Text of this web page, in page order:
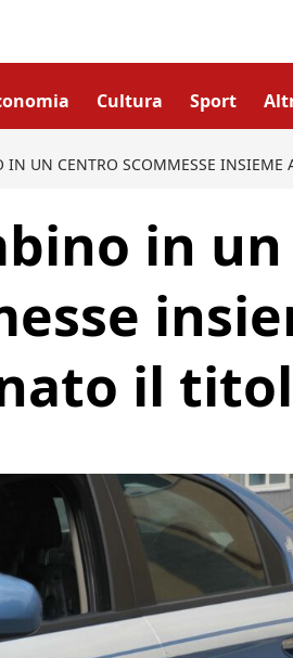
Cultura Sport
IN UN CENTRO SCOMMESSE INSIEME
in un
il